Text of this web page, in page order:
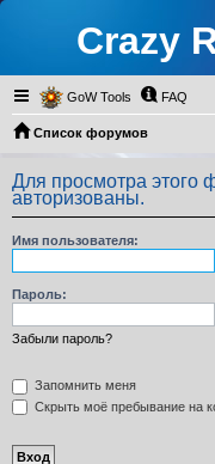
Crazy
GoW Tools FAQ
Список форумов
Для просмотра
авторизованы.
Имя пользователя:
Пароль:
Забыли пароль?
Запомнить меня
Скрыть моё пребывание на